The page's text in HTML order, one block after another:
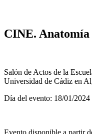
CINE. Anatomía
Salón de Actos de la
Universidad de Cádiz en
Día del evento: 18/01/2024
Evento disponible a partir